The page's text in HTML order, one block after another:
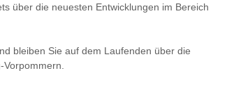
über die neuesten Entwicklungen im Bereich
bleiben Sie auf dem Laufenden über die
Vorpommern.